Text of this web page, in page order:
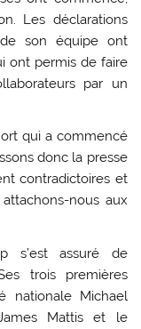
Les déclarations
son équipe ont
ont permis de faire
par un
qui a commencé
donc la presse
contradictoires et
nous aux
s’est assuré de
trois premières
nationale Michael
Mattis et le